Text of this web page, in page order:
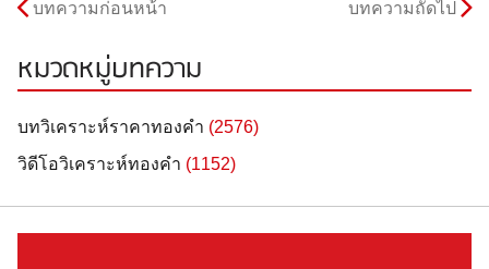
บทความก่อนหน้า บทความถัดไป
หมวดหมู่บทความ
บทวิเคราะห์ราคาทองคำ (2576)
วิดีโอวิเคราะห์ทองคำ (1152)